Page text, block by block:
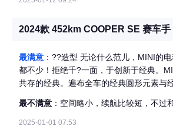
以节省5公里续航， 感觉不要太好，每天
灯效果不要太好。卡丁模式 按下Sport键
灵活得像跳华尔兹， 虽然是女生 但是还
经历过冬日320km的"娇气"，春日续航竟
见"。 三个月里，它陪我穿过无数次日落
图。副驾永远放着软乎乎的羊绒毯，后备
2024款 452km COOPER SE 赛车手
最满意 ：??造型 无论什么范儿，MINI的
都不少！拒绝千?一面，于创新于经典。
共存的经典。遍布全车的经典圆形元素与
内心无所束。这是纯电风格，也是艺术
热血点睛，一目了然。无论日常驾驶还是赛道驰骋，赛
最不满意 ：空间略小，续航比较短，不
2025-01-01 07:53